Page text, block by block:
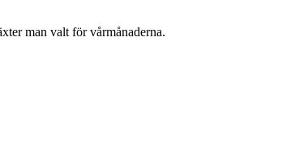
man valt för vårmånaderna.